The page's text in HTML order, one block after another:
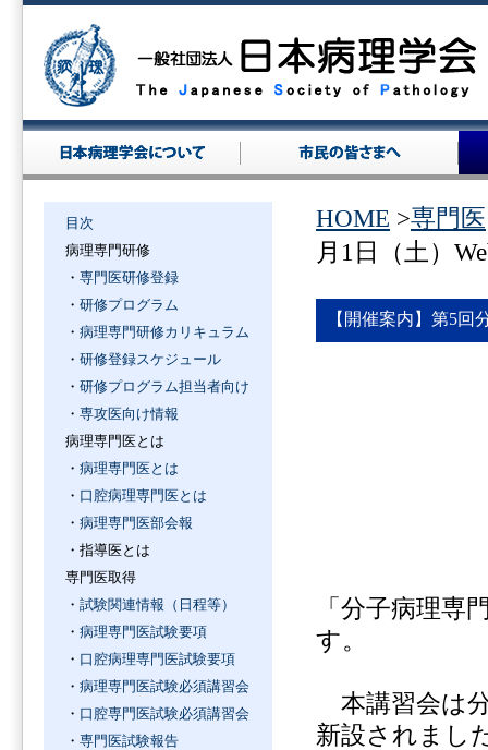
目次
病理専門研修
・ 専門医研修登録
・ 研修プログラム
・ 病理専門研修カリキュラム
・ 研修登録スケジュール
・ 研修プログラム担当者向け
・ 専攻医向け情報
病理専門医とは
・ 病理専門医とは
・ 口腔病理専門医とは
・ 病理専門医部会報
・指導医とは
専門医取得
・ 試験関連情報（日程等）
・ 病理専門医試験要項
・ 口腔病理専門医試験要項
・ 病理専門医試験必須講習会
・ 口腔専門医試験必須講習会
・ 専門医試験報告
HOME >専門医
月1日（土）
【開催案内】第5
「分子病理専
す。
本講習会は
新設されまし